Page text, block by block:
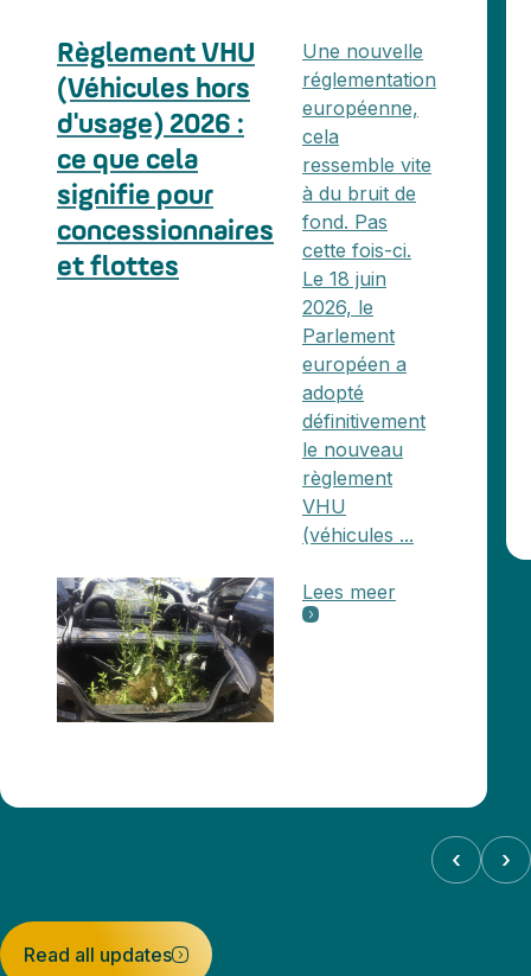
Règlement VHU
(Véhicules hors
d'usage) 2026 :
ce que cela
signifie pour
concessionnaires
et flottes
Une nouvelle
réglementation
européenne,
cela
ressemble vite
à du bruit de
fond. Pas
cette fois-ci.
Le 18 juin
2026, le
Parlement
européen a
adopté
définitivement
le nouveau
règlement
VHU
(véhicules ...
Lees meer
‹ ›
Read all updates